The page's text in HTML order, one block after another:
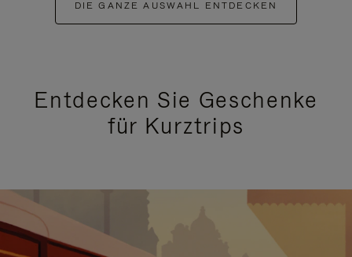
DIE GANZE AUSWAHL ENTDECKEN
Entdecken Sie Geschenke
für Kurztrips